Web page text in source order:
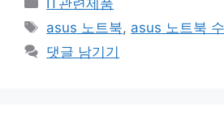
테
리
IT관련제품
태
그
asus 노트북, asus 노트북
댓글 남기기